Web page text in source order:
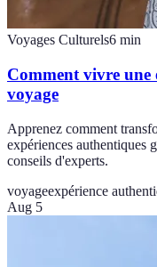
Voyages Culturels6 min
Comment vivre une
voyage
Apprenez comment
expériences authentiques
conseils d'experts.
voyageexpérience
Aug 5